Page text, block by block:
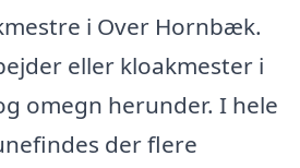
i Over Hornbæk.
eller kloakmester i
omegn herunder. I hele
der flere